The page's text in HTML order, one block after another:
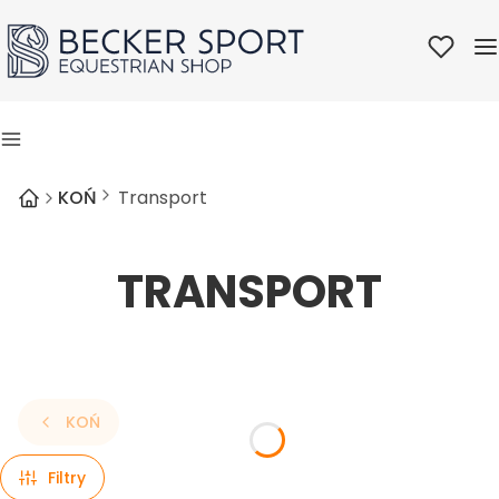
Ulubione
Menu
KOŃ Transport
TRANSPORT
KOŃ
Filtry